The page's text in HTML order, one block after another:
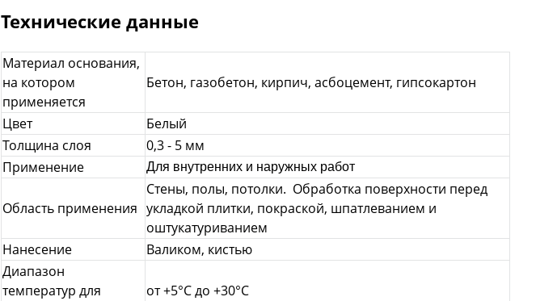
Технические данные
Материал основания,
на котором
применяется
Бетон, газобетон, кирпич, асбоцемент, гипсокартон
Цвет
Белый
Толщина слоя
0,3 - 5 мм
Применение
Для внутренних и наружных работ
Область применения
Стены, полы, потолки. Обработка поверхности перед
укладкой плитки, покраской, шпатлеванием и
оштукатуриванием
Нанесение
Валиком, кистью
Диапазон
температур для
от +5°C до +30°C